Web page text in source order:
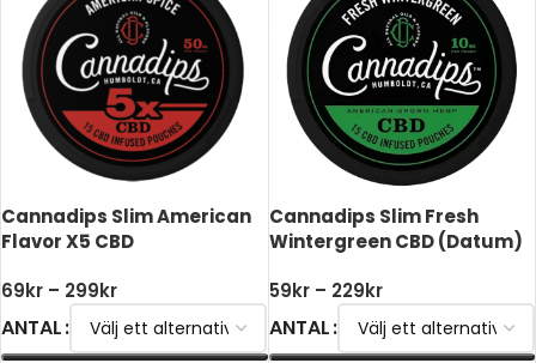
Cannadips Slim American
Flavor X5 CBD
69kr – 299kr
ANTAL
Cannadips Slim Fresh
Wintergreen CBD (Datum)
59kr – 229kr
ANTAL